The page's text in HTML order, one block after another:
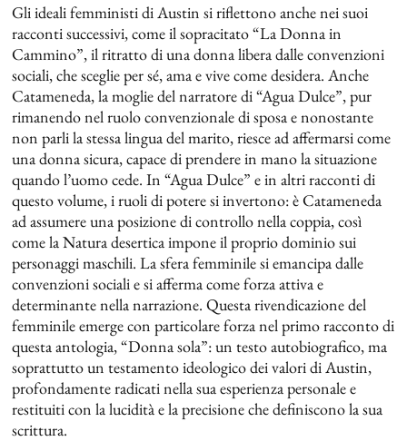
Gli ideali femministi di Austin si riflettono anche nei suoi
racconti successivi, come il sopracitato “La Donna in
Cammino”, il ritratto di una donna libera dalle convenzioni
sociali, che sceglie per sé, ama e vive come desidera. Anche
Catameneda, la moglie del narratore di “Agua Dulce”, pur
rimanendo nel ruolo convenzionale di sposa e nonostante
non parli la stessa lingua del marito, riesce ad affermarsi come
una donna sicura, capace di prendere in mano la situazione
quando l’uomo cede. In “Agua Dulce” e in altri racconti di
questo volume, i ruoli di potere si invertono: è Catameneda
ad assumere una posizione di controllo nella coppia, così
come la Natura desertica impone il proprio dominio sui
personaggi maschili. La sfera femminile si emancipa dalle
convenzioni sociali e si afferma come forza attiva e
determinante nella narrazione. Questa rivendicazione del
femminile emerge con particolare forza nel primo racconto di
questa antologia, “Donna sola”: un testo autobiografico, ma
soprattutto un testamento ideologico dei valori di Austin,
profondamente radicati nella sua esperienza personale e
restituiti con la lucidità e la precisione che definiscono la sua
scrittura.